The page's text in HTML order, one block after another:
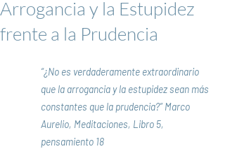
Arrogancia y la Estupidez
frente a la Prudencia
“¿No es verdaderamente extraordinario
que la arrogancia y la estupidez sean más
constantes que la prudencia?” Marco
Aurelio, Meditaciones, Libro 5,
pensamiento 18